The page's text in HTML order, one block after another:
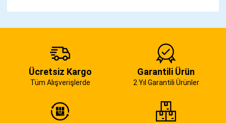
Ücretsiz Kargo
Tüm Alışverişlerde
Garantili Ürün
2 Yıl Garantili Ürünler